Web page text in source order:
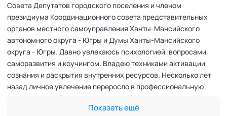
Совета Депутатов городского поселения и членом
президиума Координационного совета представительных
органов местного самоуправления Ханты-Мансийского
автономного округа - Югры и Думы Ханты-Мансийского
округа - Югры. Давно увлекаюсь психологией, вопросами
саморазвития и коучингом. Владею техниками активации
сознания и раскрытия внутренних ресурсов. Несколько лет
назад личное увлечение переросло в профессиональную
деятельность. Закончил Московский институт психоанализа
по направлению подготовки "Нейропсихология и
Показать ещё